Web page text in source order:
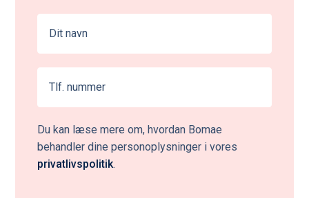
Du kan læse mere om, hvordan Bomae
behandler dine personoplysninger i vores
privatlivspolitik.